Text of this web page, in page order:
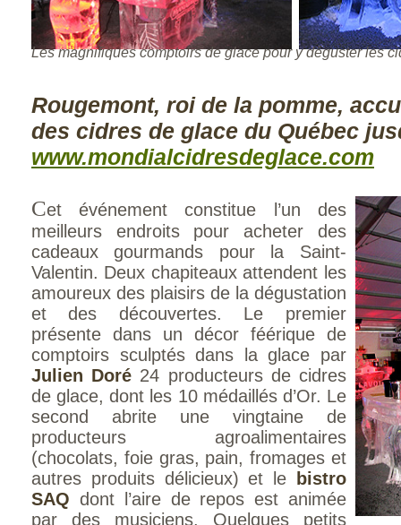
Les magnifiques comptoirs de glace pour y déguster les
Rougemont, roi de la pomme,
des cidres de glace du Québec
www.mondialcidresdeglace.com
Cet événement constitue l’un des
meilleurs endroits pour acheter des
cadeaux gourmands pour la Saint-
Valentin. Deux chapiteaux attendent les
amoureux des plaisirs de la dégustation
et des découvertes. Le premier
présente dans un décor féérique de
comptoirs sculptés dans la glace par
Julien Doré 24 producteurs de cidres
de glace, dont les 10 médaillés d’Or. Le
second abrite une vingtaine de
producteurs agroalimentaires
(chocolats, foie gras, pain, fromages et
autres produits délicieux) et le
bistro
SAQ dont l’aire de repos est animée
par des musiciens. Quelques petits